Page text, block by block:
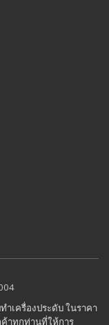
เครื่องประดับ ในราคา
าทุกท่านที่ให้การ